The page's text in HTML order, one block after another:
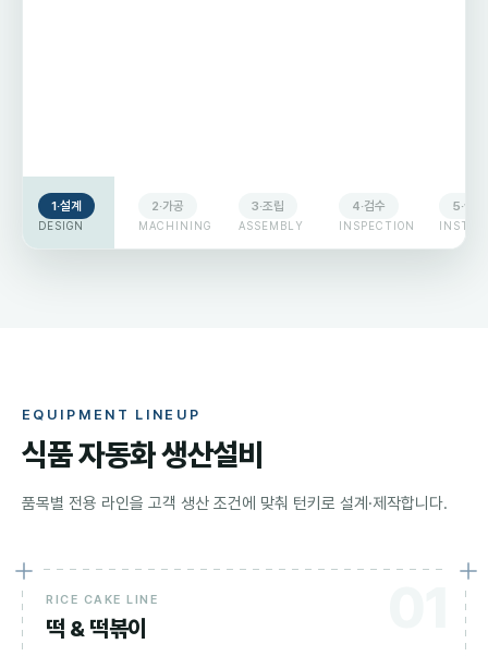
1·설계
DESIGN
2·가공
MACHINING
3·조립
ASSEMBLY
4·검수
INSPECTION
5·설치
EQUIPMENT LINEUP
식품 자동화 생산설비
품목별 전용 라인을 고객 생산 조건에 맞춰 턴키로 설계·제작합니다.
RICE CAKE LINE
떡 & 떡볶이